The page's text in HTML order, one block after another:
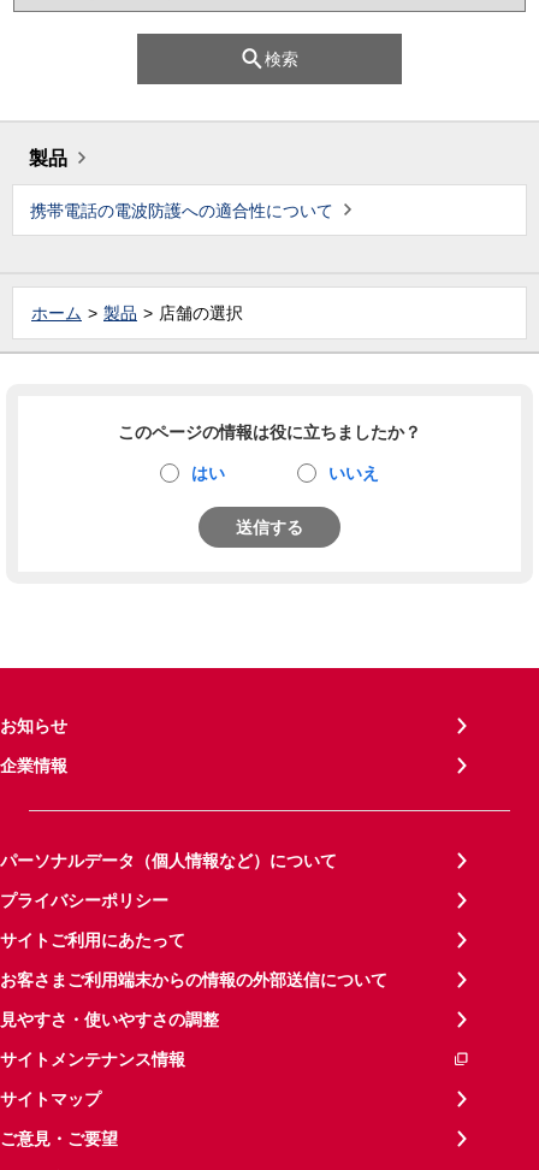
検索
製品
携帯電話の電波防護への適合性について
ホーム 製品 店舗の選択
このページの情報は役に立ちましたか？
はい いいえ
送信する
お知らせ
企業情報
パーソナルデータ（個人情報など）について
プライバシーポリシー
サイトご利用にあたって
お客さまご利用端末からの情報の外部送信について
見やすさ・使いやすさの調整
サイトメンテナンス情報
サイトマップ
ご意見・ご要望